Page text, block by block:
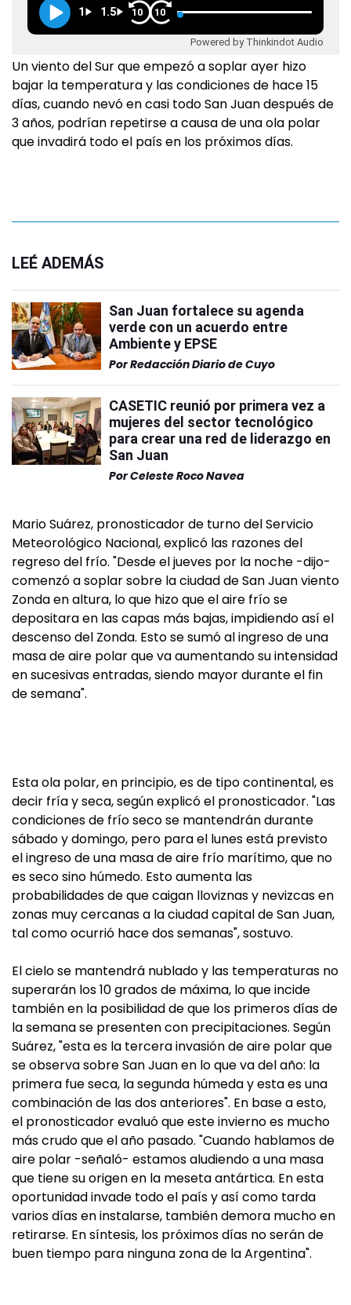
1 1.5 10 10
Powered by Thinkindot Audio
Un viento del Sur que empezó a soplar ayer hizo
bajar la temperatura y las condiciones de hace 15
días, cuando nevó en casi todo San Juan después de
3 años, podrían repetirse a causa de una ola polar
que invadirá todo el país en los próximos días.
LEÉ ADEMÁS
San Juan fortalece su agenda
verde con un acuerdo entre
Ambiente y EPSE
PorRedacción Diario de Cuyo
CASETIC reunió por primera vez a
mujeres del sector tecnológico
para crear una red de liderazgo en
San Juan
PorCeleste Roco Navea
Mario Suárez, pronosticador de turno del Servicio
Meteorológico Nacional, explicó las razones del
regreso del frío. "Desde el jueves por la noche -dijo-
comenzó a soplar sobre la ciudad de San Juan viento
Zonda en altura, lo que hizo que el aire frío se
depositara en las capas más bajas, impidiendo así el
descenso del Zonda. Esto se sumó al ingreso de una
masa de aire polar que va aumentando su intensidad
en sucesivas entradas, siendo mayor durante el fin
de semana".
Esta ola polar, en principio, es de tipo continental, es
decir fría y seca, según explicó el pronosticador. "Las
condiciones de frío seco se mantendrán durante
sábado y domingo, pero para el lunes está previsto
el ingreso de una masa de aire frío marítimo, que no
es seco sino húmedo. Esto aumenta las
probabilidades de que caigan lloviznas y nevizcas en
zonas muy cercanas a la ciudad capital de San Juan,
tal como ocurrió hace dos semanas", sostuvo.
El cielo se mantendrá nublado y las temperaturas no
superarán los 10 grados de máxima, lo que incide
también en la posibilidad de que los primeros días de
la semana se presenten con precipitaciones. Según
Suárez, "esta es la tercera invasión de aire polar que
se observa sobre San Juan en lo que va del año: la
primera fue seca, la segunda húmeda y esta es una
combinación de las dos anteriores". En base a esto,
el pronosticador evaluó que este invierno es mucho
más crudo que el año pasado. "Cuando hablamos de
aire polar -señaló- estamos aludiendo a una masa
que tiene su origen en la meseta antártica. En esta
oportunidad invade todo el país y así como tarda
varios días en instalarse, también demora mucho en
retirarse. En síntesis, los próximos días no serán de
buen tiempo para ninguna zona de la Argentina".